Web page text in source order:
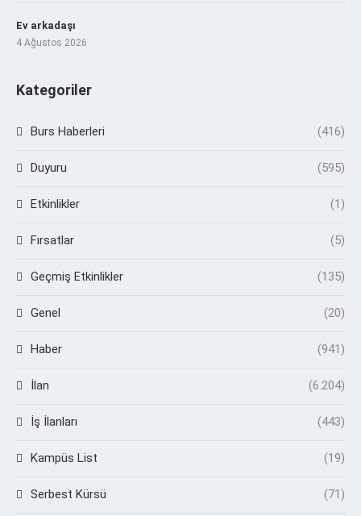
Ev arkadaşı
4 Ağustos 2026
Kategoriler
Burs Haberleri (416)
Duyuru (595)
Etkinlikler (1)
Fırsatlar (5)
Geçmiş Etkinlikler (135)
Genel (20)
Haber (941)
İlan (6.204)
İş İlanları (443)
Kampüs List (19)
Serbest Kürsü (71)